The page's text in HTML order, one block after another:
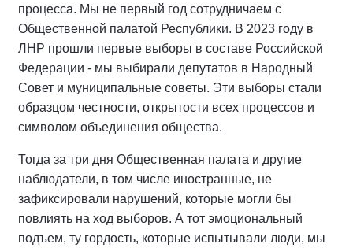
процесса. Мы не первый год сотрудничаем с
Общественной палатой Республики. В 2023 году в
ЛНР прошли первые выборы в составе Российской
Федерации - мы выбирали депутатов в Народный
Совет и муниципальные советы. Эти выборы стали
образцом честности, открытости всех процессов и
символом объединения общества.
Тогда за три дня Общественная палата и другие
наблюдатели, в том числе иностранные, не
зафиксировали нарушений, которые могли бы
повлиять на ход выборов. А тот эмоциональный
подъем, ту гордость, которые испытывали люди, мы